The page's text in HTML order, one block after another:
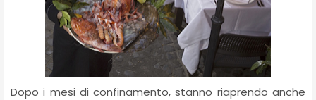
Dopo i mesi di confinamento, stanno riaprendo anche